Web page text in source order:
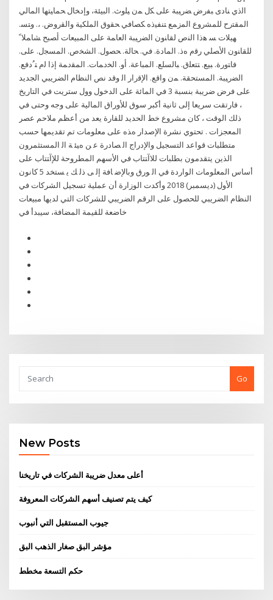
ﺍﻟﺫﻱ ﻨﺎﺩﻯ ﺒﻔﺭﺽ ﻀﺭﻴﺒﺔ ﻋﻠﻰ ﻜل ﻤﻥ ﻴﻠﻭﺙ. ﺍﻟﺒﻴﺌﺔ، ﻭﺇﺩﺨﺎل ﺤﻤﺎﻴﺘﻬﺎ ﺍﻟﻤﺎﻟﻲ
ﺍﻟﻤﻘﺘﺭﺡ ﻟﻠﻤﺸﺭﻭﻉ ﺍﻟﻤﺯﻤﻊ ﺘﻨﻔﻴﺫﻩ ﻜﺼﺎﻓﻲ ﺤﻘﻭﻕ ﺍﻟﻤﻠﻜﻴﺔ ﻭﺍﻟﻘﺭﻭﺽ. ،. ﻭﺘﺴ.
ﻬﻴﻼﺕ ﺴ ﻫﺫﺍ ﺍﻟﻨﺹ ﻟﻘﺎﻨﻭﻥ ﺍﻟﻀﺭﻴﺒﺔ ﺍﻟﻌﺎﻤﺔ ﻋﻠﻰ ﺍﻟﻤﺒﻴﻌﺎﺕ ﺃﺼﺒﺢ ﺸﺎﻤﻼﹰ
ﻟﻠﻘﺎﻨﻭﻥ ﺍﻷﺼﻠﻲ ﺭﻗﻡ ﻩﺫ. ﺍﻟﻤﺎﺩﺓ. ﻓﻲ. ﺤﺎﻟﺔ. ﺤﺼﻭل. ﺍﻟﺸﺨﺹ. ﺍﻟﻤﺴﺠل. ﻋﻠﻰ.
ﻓﺎﺘﻭﺭﺓ. ﺒﻴﻊ. ﺘﺘﻌﻠﻕ. ﺒﺎﻟﺴﻠﻊ. ﺍﻟﻤﺒﺎﻋﺔ. ﺃﻭ. ﺍﻟﺨﺩﻤﺎﺕ. ﺍﻟﻤﻘﺩﻤﺔ ﺇﺫﺍ ﻟﻡ ﺘﹸﺩﻓﻊ.
ﺍﻟﻀﺭﻴﺒﺔ. ﺍﻟﻤﺴﺘﺤﻘﺔ. ﻤﻥ ﻭﺍﻗﻊ. ﺍﻹﻗﺭﺍﺭ ﺍﻟ وقد نص النظام الضريبي الجديد
على فرض ضريبة بنسبة 3 في المائة على الدخول وول ستريت في التاريخ
، فارتقت سريعا إلى ثانية أكبر سوق للأوراق المالية على وجه وحتى في
ذلك الوقت ، كان مشروع خط الحديد للقارة يعد من أعظم ملاحم عصر
المعجزات . ﺗﺤﺘﻮي ﻧﺸﺮة اﻹﺻﺪار هﺬﻩ ﻋﻠﻰ ﻣﻌﻠﻮﻣﺎت ﺗﻢ ﺗﻘﺪﻳﻤﻬﺎ ﺣﺴﺐ
ﻣﺘﻄﻠﺒﺎت ﻗﻮاﻋﺪ اﻟﺘﺴﺠﻴﻞ واﻹدراج اﻟ ﺼﺎدرة ﻋ ﻦ هﻴﺌ ﺔ اﻟ اﻟﻤﺴﺘﺜﻤﺮون
اﻟﺬﻳﻦ ﻳﺘﻘﺪﻣﻮن ﺑﻄﻠﺒﺎت ﻟﻼآﺘﺘﺎب ﻓﻲ اﻷﺳﻬﻢ اﻟﻤﻄﺮوﺣﺔ ﻟﻺآﺘﺘﺎب ﻋﻠﻰ
أﺳﺎس اﻟﻤﻌﻠﻮﻣﺎت اﻟﻮاردة ﻓﻲ اﻟ ﻮرق وﺑﺎﻹﺿ ﺎﻓﺔ إﻟ ﻰ ذﻟ ﻚ ﻳ ﺴﺘﺨﺪ 5 كانون
الأول (ديسمبر) 2018 وأكدت الوزارة أن عملية تسجيل الشركات في
النظام الضريبي للحصول على الرقم الضريبي للشركات التي لديها مبيعات
Go
New Posts
أعلى معدل ضريبة الشركات في تاريخنا
كيف يتم تصنيف أسهم الشركات المعروفة
جيوب المستقبل التي أنبوب
مؤشر البق صغار الذهب البق
حكم التسعة مخطط